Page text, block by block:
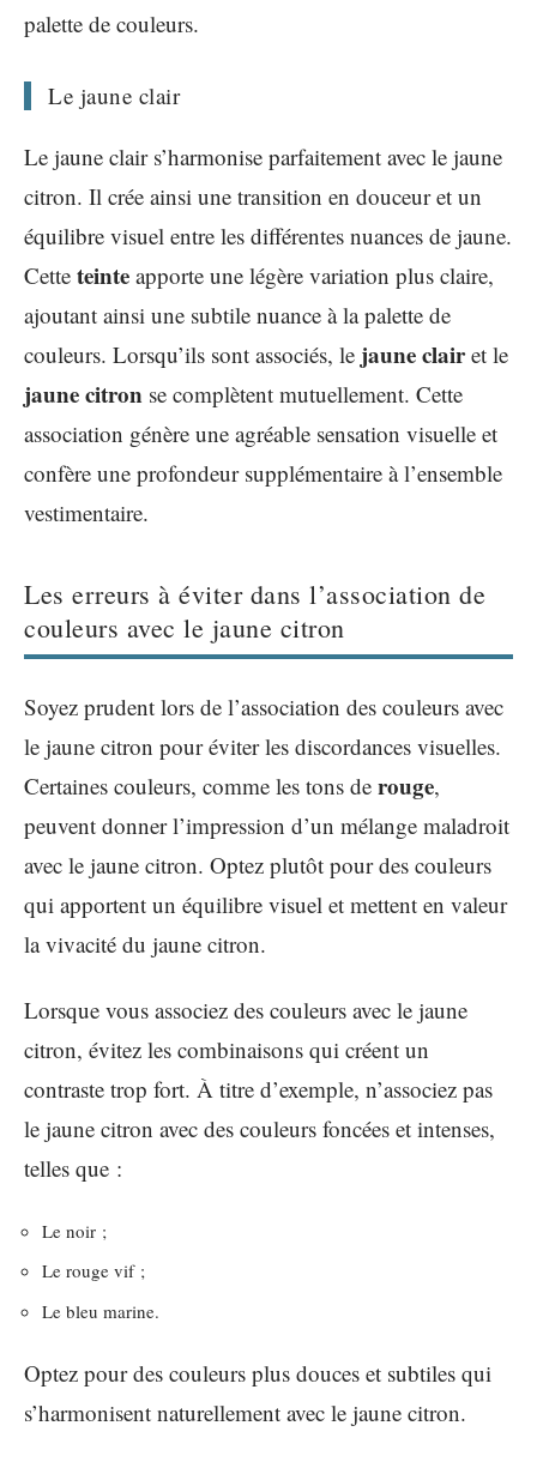
palette de couleurs.
Le jaune clair
Le jaune clair s’harmonise parfaitement avec le jaune
citron. Il crée ainsi une transition en douceur et un
équilibre visuel entre les différentes nuances de jaune.
Cette teinte apporte une légère variation plus claire,
ajoutant ainsi une subtile nuance à la palette de
couleurs. Lorsqu’ils sont associés, le jaune clairet le
jaune citron se complètent mutuellement. Cette
association génère une agréable sensation visuelle et
confère une profondeur supplémentaire à l’ensemble
vestimentaire.
Les erreurs à éviter dans l’association de
couleurs avec le jaune citron
Soyez prudent lors de l’association des couleurs avec
le jaune citron pour éviter les discordances visuelles.
Certaines couleurs, comme les tons de rouge,
peuvent donner l’impression d’un mélange maladroit
avec le jaune citron. Optez plutôt pour des couleurs
qui apportent un équilibre visuel et mettent en valeur
la vivacité du jaune citron.
Lorsque vous associez des couleurs avec le jaune
citron, évitez les combinaisons qui créent un
contraste trop fort. À titre d’exemple, n’associez pas
le jaune citron avec des couleurs foncées et intenses,
telles que :
Le noir ;
Le rouge vif ;
Le bleu marine.
Optez pour des couleurs plus douces et subtiles qui
s’harmonisent naturellement avec le jaune citron.